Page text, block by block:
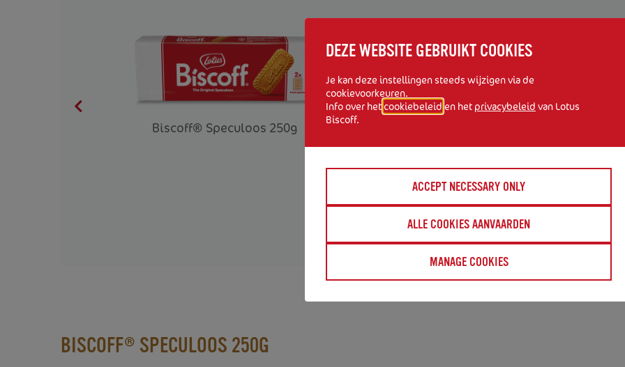
Biscoff® Speculoos 250g
Biscoff® Speculoos Pocket 12x2st.
BISCOFF® SPECULOOS 250G
DEZE WEBSITE GEBRUIKT COOKIES
Je kan deze instellingen steeds wijzigen via de
cookievoorkeuren.
Info over hetcookiebeleid en het privacybeleid van Lotus
Biscoff.
ACCEPT NECESSARY ONLY
ALLE COOKIES AANVAARDEN
MANAGE COOKIES